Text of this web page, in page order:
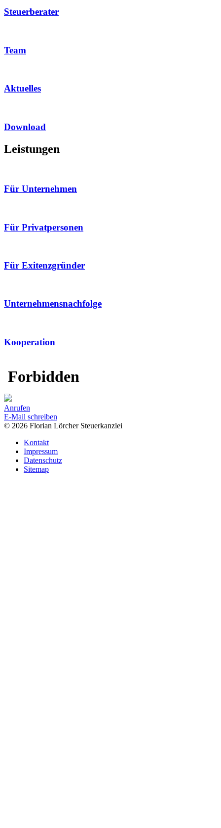
Steuerberater
Team
Aktuelles
Download
Leistungen
Für Unternehmen
Für Privatpersonen
Für Exitenzgründer
Unternehmensnachfolge
Kooperation
Anrufen
E-Mail schreiben
© 2026 Florian Lörcher Steuerkanzlei
Kontakt
Impressum
Datenschutz
Sitemap